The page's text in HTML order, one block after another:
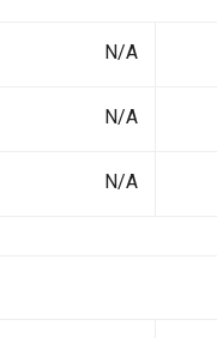
N/A
N/A
N/A